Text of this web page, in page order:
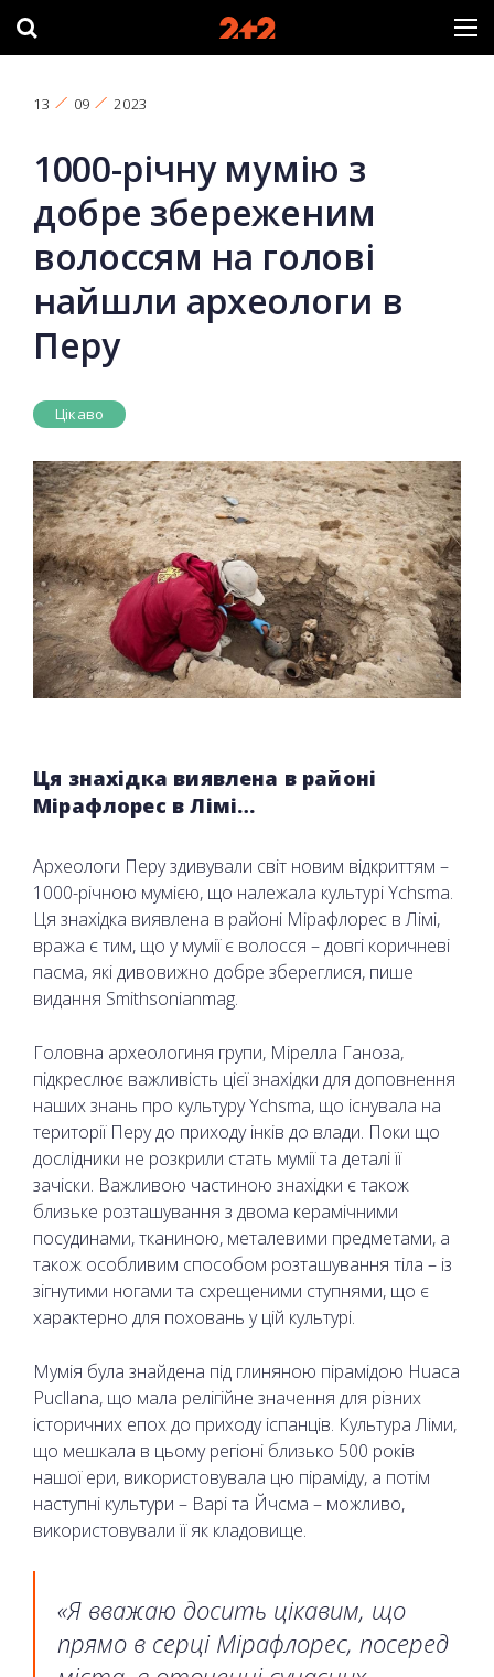
13 09 2023
1000-річну мумію з
добре збереженим
волоссям на голові
найшли археологи в
Перу
Цікаво
Ця знахідка виявлена в районі
Мірафлорес в Лімі…
Археологи Перу здивували світ новим відкриттям –
1000-річною мумією, що належала культурі Ychsma.
Ця знахідка виявлена в районі Мірафлорес в Лімі,
вража є тим, що у мумії є волосся – довгі коричневі
пасма, які дивовижно добре збереглися, пише
видання Smithsonianmag.
Головна археологиня групи, Мірелла Ганоза,
підкреслює важливість цієї знахідки для доповнення
наших знань про культуру Ychsma, що існувала на
території Перу до приходу інків до влади. Поки що
дослідники не розкрили стать мумії та деталі її
зачіски. Важливою частиною знахідки є також
близьке розташування з двома керамічними
посудинами, тканиною, металевими предметами, а
також особливим способом розташування тіла – із
зігнутими ногами та схрещеними ступнями, що є
характерно для поховань у цій культурі.
Мумія була знайдена під глиняною пірамідою Huaca
Pucllana, що мала релігійне значення для різних
історичних епох до приходу іспанців. Культура Ліми,
що мешкала в цьому регіоні близько 500 років
нашої ери, використовувала цю піраміду, а потім
наступні культури – Варі та Йчсма – можливо,
використовували її як кладовище.
«Я вважаю досить цікавим, що
прямо в серці Мірафлорес, посеред